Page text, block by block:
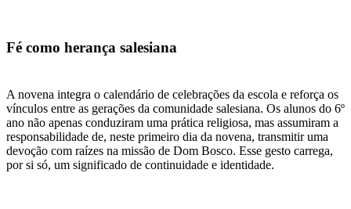
Fé como herança salesiana
A novena integra o calendário de celebrações da escola e reforça os
vínculos entre as gerações da comunidade salesiana. Os alunos do 6º
ano não apenas conduziram uma prática religiosa, mas assumiram a
responsabilidade de, neste primeiro dia da novena, transmitir uma
devoção com raízes na missão de Dom Bosco. Esse gesto carrega,
por si só, um significado de continuidade e identidade.